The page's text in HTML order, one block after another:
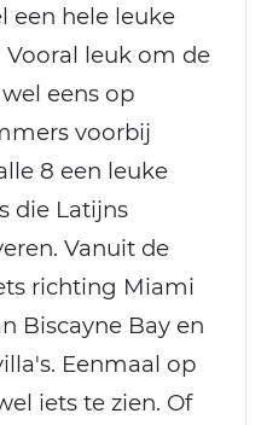
een hele leuke
leuk om de
eens op
voorbij
8 een leuke
die Latijns
Vanuit de
richting Miami
Biscayne Bay en
Eenmaal op
iets te zien. Of